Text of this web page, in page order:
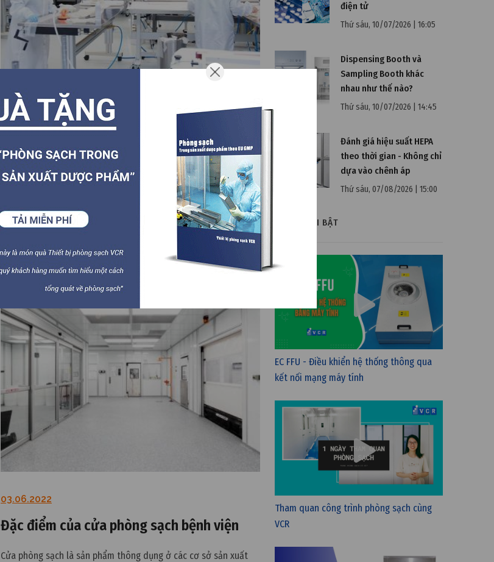
04.06.2022
Những yêu cầu của phòng sạch sản xuất
thiết bị y tế
Thiết bị y tế là thiết bị không thể thiếu đối với cuộc sống thường
ngày. Vì các thiết bị y tế được chế tạo để sử dụng trong các cơ
sở chăm sóc sức khỏe nơi ưu tiên cao về vệ sinh và ngăn ngừa ô
nhiễm. Và phòng sạch đóng vai trò quan trọng đối với các nhà
sản xuất thiết bị y tế trong việc đảm bảo sản phẩm an toàn khi
đưa ra thị trường.
Chi tiết
03.06.2022
Đặc điểm của cửa phòng sạch bệnh viện
Cửa phòng sạch là sản phẩm thông dụng ở các cơ sở sản xuất
điện tử
Thứ sáu, 10/07/2026 | 16:05
Dispensing Booth và
Sampling Booth khác
nhau như thế nào?
Thứ sáu, 10/07/2026 | 14:45
Đánh giá hiệu suất HEPA
theo thời gian - Không chỉ
dựa vào chênh áp
Thứ sáu, 07/08/2026 | 15:00
VIDEO NỔI BẬT
EC FFU - Điều khiển hệ thống thông qua
kết nối mạng máy tính
Tham quan công trình phòng sạch cùng
VCR